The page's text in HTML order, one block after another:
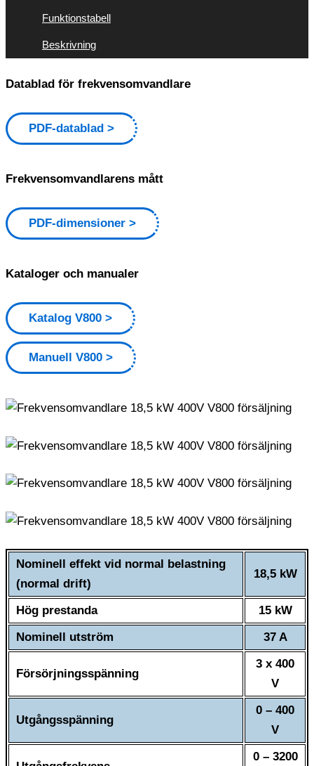
Funktionstabell
Beskrivning
Datablad för frekvensomvandlare
PDF-datablad
Frekvensomvandlarens mått
PDF-dimensioner
Kataloger och manualer
Katalog V800
Manuell V800
Nominell effekt vid normal belastning
(normal drift)
18,5 kW
Hög prestanda
15 kW
Nominell utström
37 A
Försörjningsspänning
3 x 400
V
Utgångsspänning
0 – 400
V
0 – 3200